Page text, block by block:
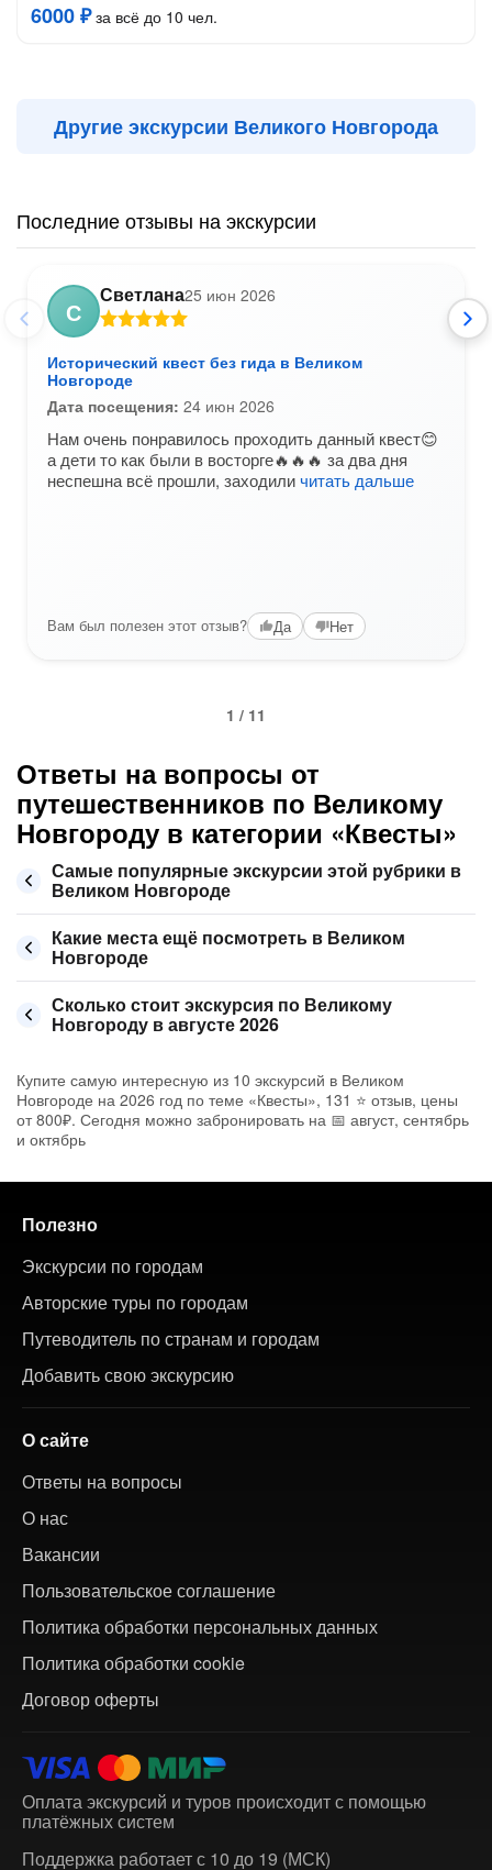
6000 ₽за всё до 10 чел.
Другие экскурсии Великого Новгорода
Последние отзывы на экскурсии
С
Светлана25 июн 2026
Исторический квест без гида в Великом
Новгороде
Дата посещения: 24 июн 2026
Нам очень понравилось проходить данный квест😊
а дети то как были в восторге🔥🔥🔥 за два дня
неспешна всё прошли, заходиличитать дальше
Вам был полезен этот отзыв? Да Нет
1 / 11
Ответы на вопросы от
путешественников по Великому
Новгороду в категории «Квесты»
Самые популярные экскурсии этой рубрики в
Великом Новгороде
Какие места ещё посмотреть в Великом
Новгороде
Сколько стоит экскурсия по Великому
Новгороду в августе 2026
Купите самую интересную из 10 экскурсий в Великом
Новгороде на 2026 год по теме «Квесты», 131 ⭐ отзыв, цены
от 800₽. Сегодня можно забронировать на 📅 август, сентябрь
и октябрь
Полезно
Экскурсии по городам
Авторские туры по городам
Путеводитель по странам и городам
Добавить свою экскурсию
О сайте
Ответы на вопросы
О нас
Вакансии
Пользовательское соглашение
Политика обработки персональных данных
Политика обработки cookie
Договор оферты
Оплата экскурсий и туров происходит с помощью
платёжных систем
Поддержка работает с 10 до 19 (МСК)